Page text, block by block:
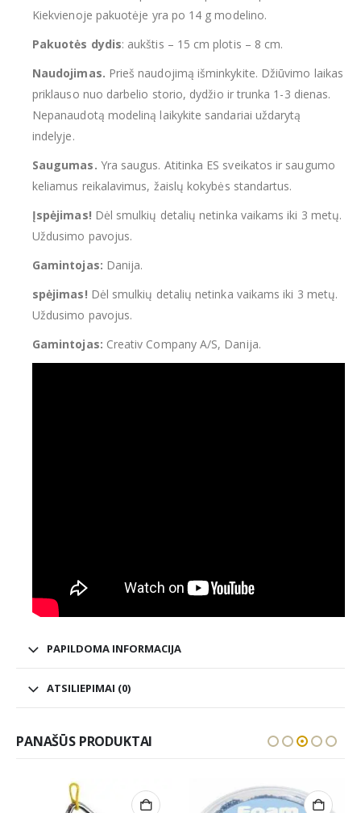
Kiekvienoje pakuotėje yra po 14 g modelino.
Pakuotės dydis: aukštis – 15 cm plotis – 8 cm.
Naudojimas. Prieš naudojimą išminkykite. Džiūvimo laikas
priklauso nuo darbelio storio, dydžio ir trunka 1-3 dienas.
Nepanaudotą modeliną laikykite sandariai uždarytą
indelyje.
Saugumas. Yra saugus. Atitinka ES sveikatos ir saugumo
keliamus reikalavimus, žaislų kokybės standartus.
Įspėjimas! Dėl smulkių detalių netinka vaikams iki 3 metų.
Uždusimo pavojus.
Gamintojas: Danija.
spėjimas! Dėl smulkių detalių netinka vaikams iki 3 metų.
Uždusimo pavojus.
Gamintojas: Creativ Company A/S, Danija.
PAPILDOMA INFORMACIJA
ATSILIEPIMAI (0)
PANAŠŪS PRODUKTAI